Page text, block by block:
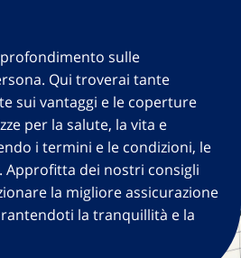
sulle
Qui troverai tante
sui vantaggi e le coperture
per la salute, la vita e
i termini e le condizioni, le
Approfitta dei nostri consigli
la migliore assicurazione
la tranquillità e la